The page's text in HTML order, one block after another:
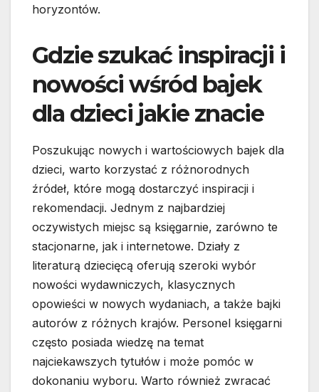
horyzontów.
Gdzie szukać inspiracji i
nowości wśród bajek
dla dzieci jakie znacie
Poszukując nowych i wartościowych bajek dla
dzieci, warto korzystać z różnorodnych
źródeł, które mogą dostarczyć inspiracji i
rekomendacji. Jednym z najbardziej
oczywistych miejsc są księgarnie, zarówno te
stacjonarne, jak i internetowe. Działy z
literaturą dziecięcą oferują szeroki wybór
nowości wydawniczych, klasycznych
opowieści w nowych wydaniach, a także bajki
autorów z różnych krajów. Personel księgarni
często posiada wiedzę na temat
najciekawszych tytułów i może pomóc w
dokonaniu wyboru. Warto również zwracać